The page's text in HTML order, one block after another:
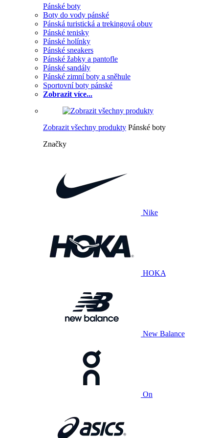
Pánské boty
Boty do vody pánské
Pánská turistická a trekingová obuv
Pánské tenisky
Pánské holínky
Pánské sneakers
Pánské žabky a pantofle
Pánské sandály
Pánské zimní boty a sněhule
Sportovní boty pánské
Zobrazit více...
Zobrazit všechny produkty Pánské boty
Značky
Nike
HOKA
New Balance
On